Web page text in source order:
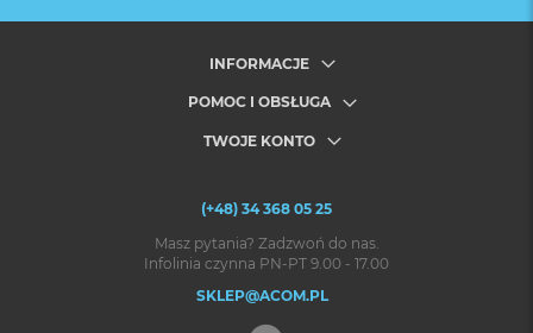
INFORMACJE
POMOC I OBSŁUGA
TWOJE KONTO
(+48) 34 368 05 25
Masz pytania? Zadzwoń do nas.
Infolinia czynna PN-PT 9.00 - 17.00
SKLEP@ACOM.PL